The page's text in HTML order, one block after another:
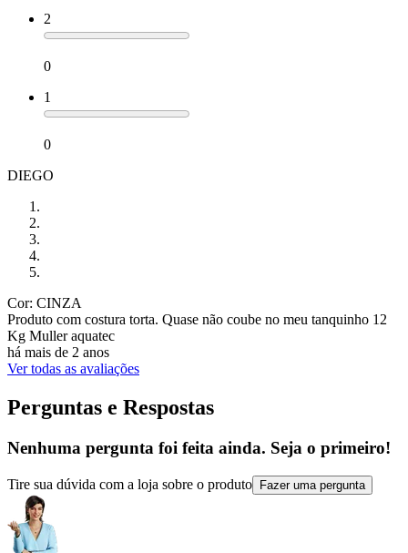
2
0
1
0
DIEGO
Cor: CINZA
Produto com costura torta. Quase não coube no meu tanquinho 12
Kg Muller aquatec
há mais de 2 anos
Ver todas as avaliações
Perguntas e Respostas
Nenhuma pergunta foi feita ainda. Seja o primeiro!
Tire sua dúvida com a loja sobre o produto Fazer uma pergunta